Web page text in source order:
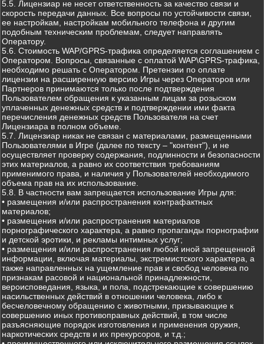
5.5. Лицензиар не несет ответственность за качество связи и
скорость передачи данных. Все вопросы по устойчивости связи,
ее настройкам, настройкам мобильного телефона и другим
подобным техническим проблемам, следует направлять
Оператору.
5.6. Стоимость WAP/GPRS-трафика определяется соглашением с
Оператором. Вопросы, связанные с оплатой WAP\GPRS-трафика,
необходимо решать с Оператором. Претензии по оплате
лицензии на расширенную версию Игры через Операторов или
Партнеров принимаются только после подтверждения
Пользователем обращения к указанным лицам за розыском
уплаченных денежных средств и подтверждении ими факта
перечисления денежных средств Пользователя на счет
Лицензиара в полном объеме.
5.7. Лицензиар никак не связан с материалами, размещенными
Пользователями в Игре (далее по тексту – "контент"), и не
осуществляет проверку содержания, подлинности и безопасности
этих материалов, а равно их соответствия требованиям
применимого права, и наличия у Пользователей необходимого
объема прав на их использование.
5.8. В частности вам запрещается использование Игры для:
• размещения и/или распространения контрафактных
материалов;
• размещения и/или распространения материалов
порнографического характера, а равно пропаганды порнографии
и детской эротики, и рекламы интимных услуг;
• размещения и/или распространения любой иной запрещенной
информации, включая материалы, экстремистского характера, а
также направленных на ущемление прав и свобод человека по
признакам расовой и национальной принадлежности,
вероисповедания, языка, и пола, подстрекающие к совершению
насильственных действий в отношении человека, либо к
бесчеловечному обращению с животными, призывающие к
совершению иных противоправных действий, в том числе
разъясняющие порядок изготовления и применения оружия,
наркотических средств и их прекурсоров, и т.д.;